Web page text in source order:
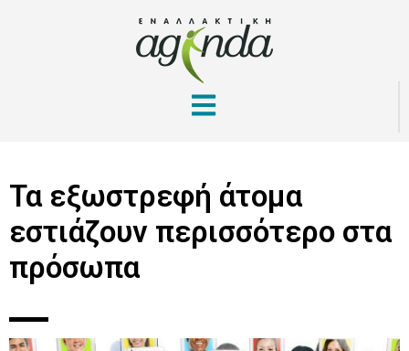
Τα εξωστρεφή άτομα
εστιάζουν περισσότερο στα
πρόσωπα